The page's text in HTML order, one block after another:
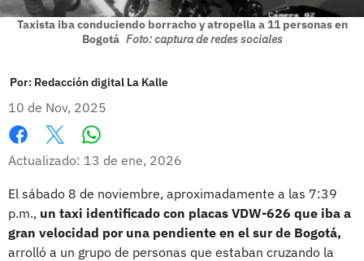
Taxista iba conduciendo borracho y atropella a 11 personas en
Bogotá Foto: captura de redes sociales
Por: Redacción digital La Kalle
10 de Nov, 2025
Facebook
X
Actualizado: 13 de ene, 2026
El sábado 8 de noviembre, aproximadamente a las 7:39
p.m., un taxi identificado con placas VDW-626 que iba a
gran velocidad por una pendiente en el sur de Bogotá,
arrolló a un grupo de personas que estaban cruzando la